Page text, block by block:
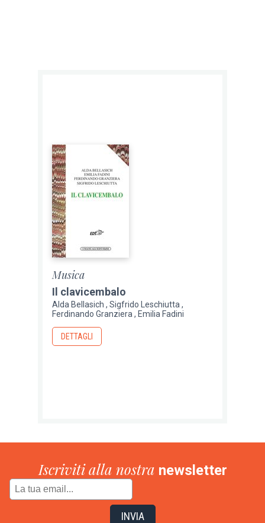
Musica
Il clavicembalo
Alda Bellasich
Sigfrido Leschiutta
Ferdinando Granziera
Emilia Fadini
DETTAGLI
Iscriviti alla nostra newsletter